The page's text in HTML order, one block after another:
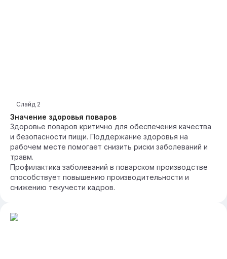
Значение здоровья поваров
Слайд 2
Здоровье поваров критично для обеспечения качества
и безопасности пищи. Поддержание здоровья на
рабочем месте помогает снизить риски заболеваний и
травм.
Профилактика заболеваний в поварском производстве
способствует повышению производительности и
снижению текучести кадров.